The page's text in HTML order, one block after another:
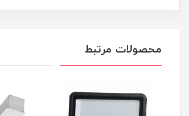
محصولات مرتبط